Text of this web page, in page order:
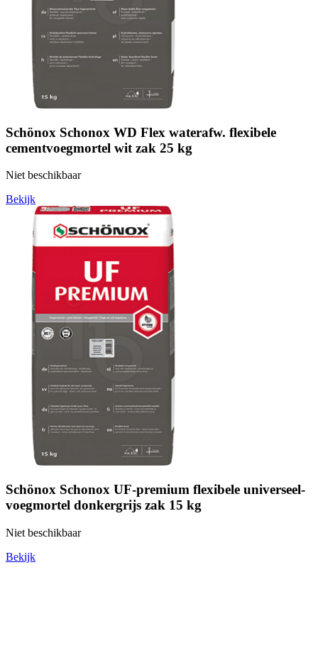
Schönox Schonox WD Flex waterafw. flexibele
cementvoegmortel wit zak 25 kg
Niet beschikbaar
Bekijk
Schönox Schonox UF-premium flexibele universeel-
voegmortel donkergrijs zak 15 kg
Niet beschikbaar
Bekijk